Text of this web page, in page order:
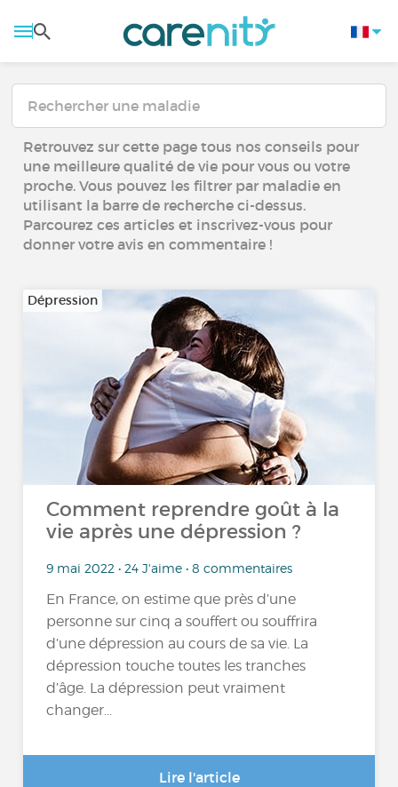
Retrouvez sur cette page tous nos conseils pour
une meilleure qualité de vie pour vous ou votre
proche. Vous pouvez les filtrer par maladie en
utilisant la barre de recherche ci-dessus.
Parcourez ces articles et inscrivez-vous pour
donner votre avis en commentaire !
Dépression
Comment reprendre goût à la
vie après une dépression ?
9 mai 2022 • 24 J'aime • 8 commentaires
En France, on estime que près d’une
personne sur cinq a souffert ou souffrira
d’une dépression au cours de sa vie. La
dépression touche toutes les tranches
d’âge. La dépression peut vraiment
changer...
Lire l'article